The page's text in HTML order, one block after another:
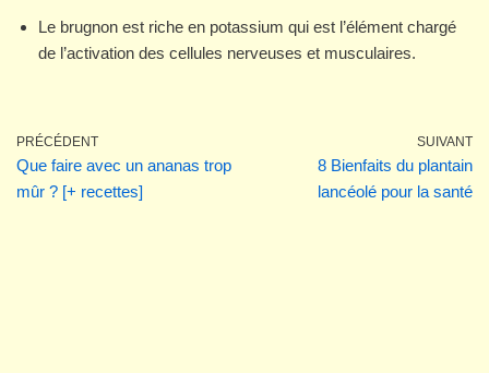
Le brugnon est riche en potassium qui est l’élément chargé
de l’activation des cellules nerveuses et musculaires.
PRÉCÉDENT
Que faire avec un ananas trop
mûr ? [+ recettes]
SUIVANT
8 Bienfaits du plantain
lancéolé pour la santé